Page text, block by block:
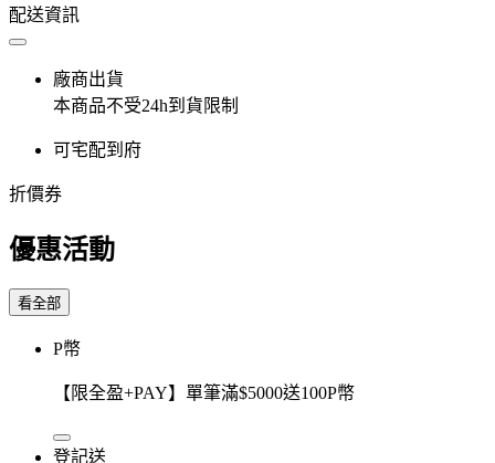
配送資訊
廠商出貨
本商品不受24h到貨限制
可宅配到府
折價券
優惠活動
看全部
P幣
【限全盈+PAY】單筆滿$5000送100P幣
登記送